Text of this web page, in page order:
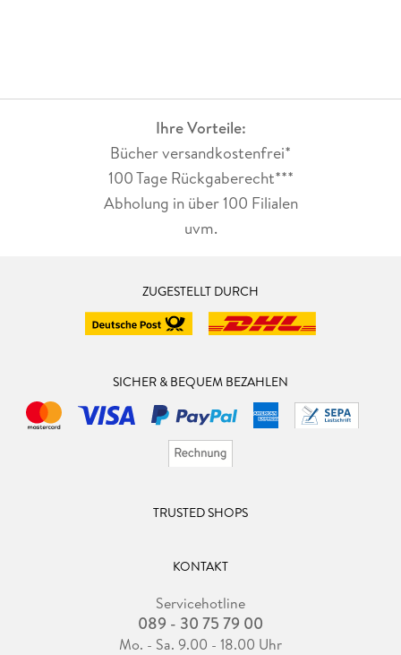
Ihre Vorteile:
Bücher versandkostenfrei*
100 Tage Rückgaberecht***
Abholung in über 100 Filialen
uvm.
ZUGESTELLT DURCH
SICHER & BEQUEM BEZAHLEN
TRUSTED SHOPS
KONTAKT
Servicehotline
089 - 30 75 79 00
Mo. - Sa. 9.00 - 18.00 Uhr